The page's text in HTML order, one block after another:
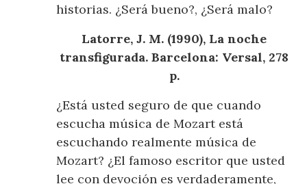
historias. ¿Será bueno?, ¿Será malo?
Latorre, J. M. (1990), La noche
transfigurada. Barcelona: Versal, 278
p.
¿Está usted seguro de que cuando
escucha música de Mozart está
escuchando realmente música de
Mozart? ¿El famoso escritor que usted
lee con devoción es verdaderamente,